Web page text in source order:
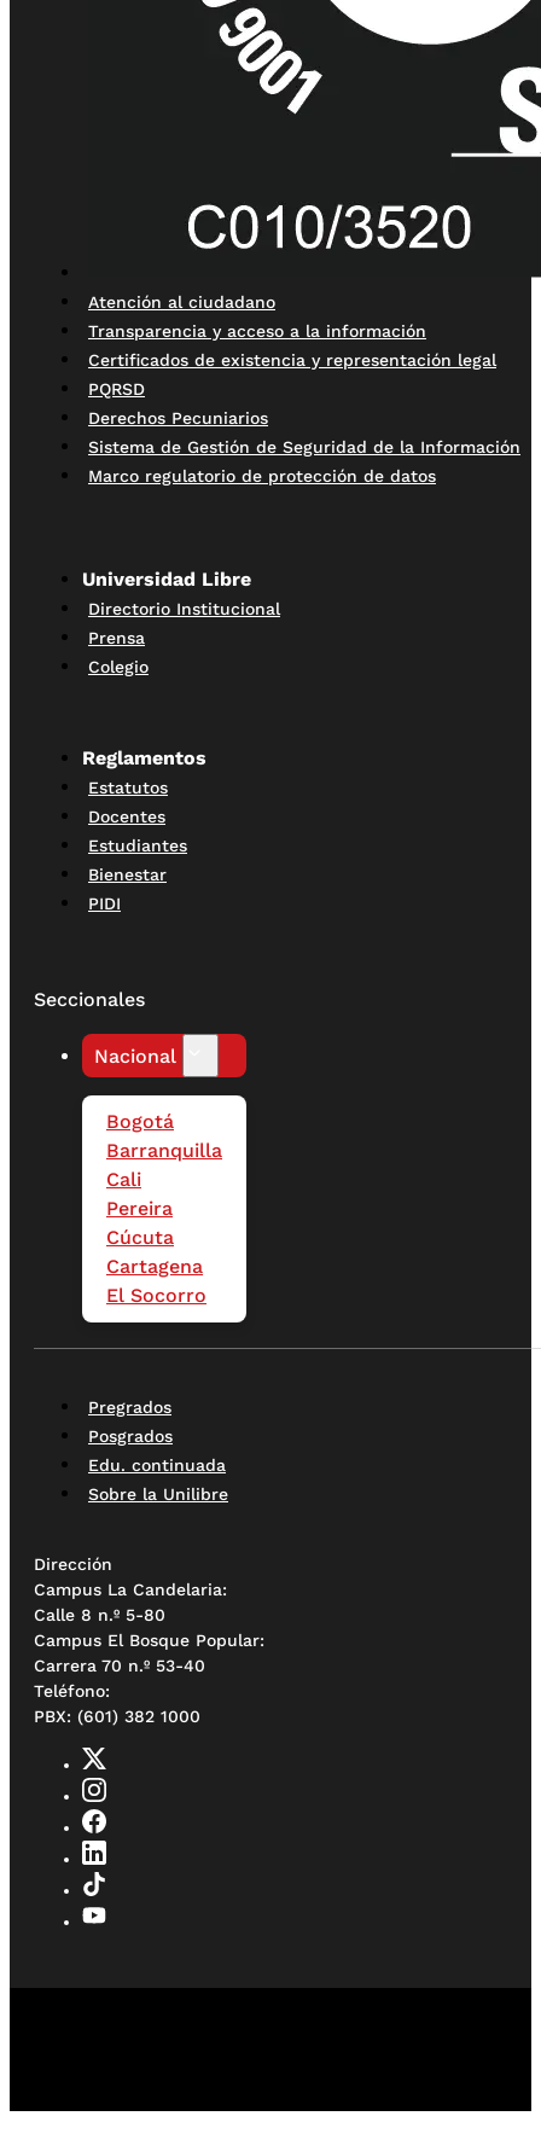
Atención al ciudadano
Transparencia y acceso a la información
Certificados de existencia y representación legal
PQRSD
Derechos Pecuniarios
Sistema de Gestión de Seguridad de la Información
Marco regulatorio de protección de datos
Universidad Libre
Directorio Institucional
Prensa
Colegio
Reglamentos
Estatutos
Docentes
Estudiantes
Bienestar
PIDI
Seccionales
Nacional
Bogotá
Barranquilla
Cali
Pereira
Cúcuta
Cartagena
El Socorro
Pregrados
Posgrados
Edu. continuada
Sobre la Unilibre
Dirección
Campus La Candelaria:
Calle 8 n.º 5-80
Campus El Bosque Popular:
Carrera 70 n.º 53-40
Teléfono:
PBX: (601) 382 1000